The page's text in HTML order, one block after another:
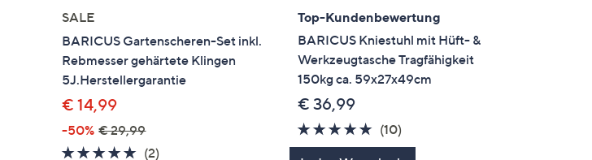
SALE
BARICUS Gartenscheren-Set inkl.
Rebmesser gehärtete Klingen
5J.Herstellergarantie
€ 14,99
-50% € 29,99
5.0
(2)
Top-Kundenbewertung
BARICUS Kniestuhl mit Hüft- &
Werkzeugtasche Tragfähigkeit
150kg ca. 59x27x49cm
€ 36,99
5.0
von
(10)
Bewertungen